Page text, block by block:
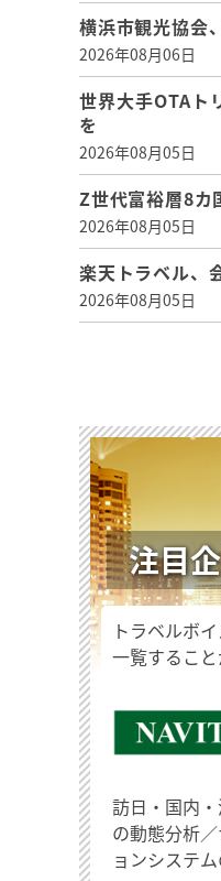
横浜市観光協会
2026年08月06日
世界大手OTAト
を
2026年08月05日
Z世代富裕層8
2026年08月05日
楽天トラベル、
2026年08月05日
注目
トラベルボ
一覧すること
訪日・国内
の動態分析
ョンシステ